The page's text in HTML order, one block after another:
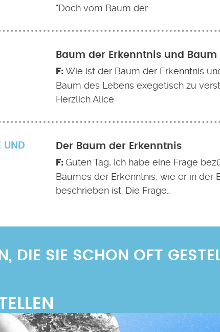
"Doch vom Baum der…
Baum der Erkenntnis und Baum
Wie ist der Baum der Erkenntnis
Baum des Lebens exegetisch zu
Herzlich Alice
UND
Der Baum der Erkenntnis
Guten Tag, Ich habe eine Frage
Baumes der Erkenntnis, wie er in der
beschrieben ist. Die Frage…
DIE SIE SCHON OFT